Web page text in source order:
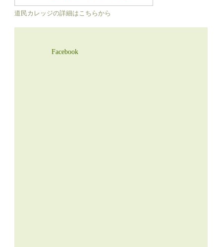
道民カレッジの詳細はこちらから
Facebook